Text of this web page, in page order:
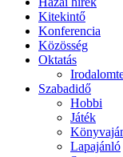
Kitekintő
Konferencia
Közösség
Oktatás
Szabadidő
Hobbi
Játék
Lapajánló